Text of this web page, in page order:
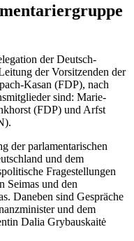
der Deutsch-
der Vorsitzenden der
Kasan (FDP), nach
sind: Marie-
(FDP) und Arfst
der parlamentarischen
und dem
Fragestellungen
Seimas und den
Daneben sind Gespräche
und dem
Dalia Grybauskaitė